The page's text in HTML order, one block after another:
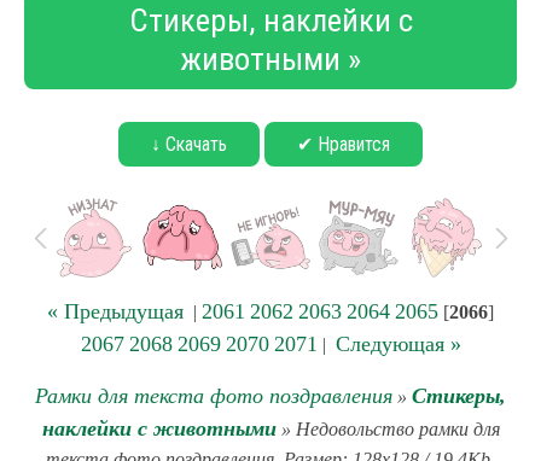
Стикеры, наклейки с
животными »
↓ Скачать ✔ Нравится
« Предыдущая | 2061 2062 2063 2064 2065 [2066]
2067 2068 2069 2070 2071 | Следующая »
Рамки для текста фото поздравления » Стикеры,
наклейки с животными» Недовольство рамки для